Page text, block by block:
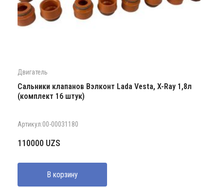
Двигатель
Сальники клапанов Вэлконт Lada Vesta, X-Ray 1,8л
(комплект 16 штук)
Артикул:00-00031180
110000 UZS
В корзину